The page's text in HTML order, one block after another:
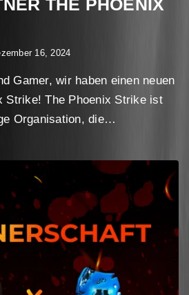
THE PHOENIX
16, 2024Februar 16, 2025
Gamer, wir haben einen neuen
Strike! The Phoenix Strike ist
Organisation, die…